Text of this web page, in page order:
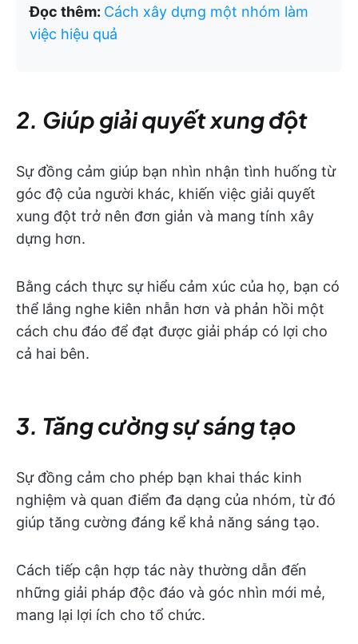
Đọc thêm: Cách xây dựng một nhóm làm
việc hiệu quả
2. Giúp giải quyết xung đột
Sự đồng cảm giúp bạn nhìn nhận tình huống từ
góc độ của người khác, khiến việc giải quyết
xung đột trở nên đơn giản và mang tính xây
dựng hơn.
Bằng cách thực sự hiểu cảm xúc của họ, bạn có
thể lắng nghe kiên nhẫn hơn và phản hồi một
cách chu đáo để đạt được giải pháp có lợi cho
cả hai bên.
3. Tăng cường sự sáng tạo
Sự đồng cảm cho phép bạn khai thác kinh
nghiệm và quan điểm đa dạng của nhóm, từ đó
giúp tăng cường đáng kể khả năng sáng tạo.
Cách tiếp cận hợp tác này thường dẫn đến
những giải pháp độc đáo và góc nhìn mới mẻ,
mang lại lợi ích cho tổ chức.